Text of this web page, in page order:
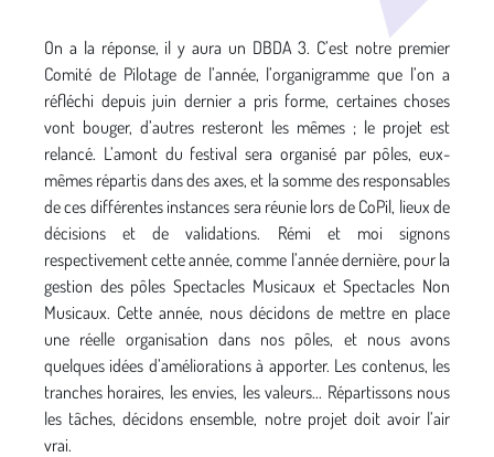
On a la réponse, il y aura un DBDA 3. C’est notre premier
Comité de Pilotage de l’année, l’organigramme que l’on a
réfléchi depuis juin dernier a pris forme, certaines choses
vont bouger, d’autres resteront les mêmes ; le projet est
relancé. L’amont du festival sera organisé par pôles, eux-
mêmes répartis dans des axes, et la somme des responsables
de ces différentes instances sera réunie lors de CoPil, lieux de
décisions et de validations. Rémi et moi signons
respectivement cette année, comme l’année dernière, pour la
gestion des pôles Spectacles Musicaux et Spectacles Non
Musicaux. Cette année, nous décidons de mettre en place
une réelle organisation dans nos pôles, et nous avons
quelques idées d’améliorations à apporter. Les contenus, les
tranches horaires, les envies, les valeurs... Répartissons nous
les tâches, décidons ensemble, notre projet doit avoir l’air
vrai.